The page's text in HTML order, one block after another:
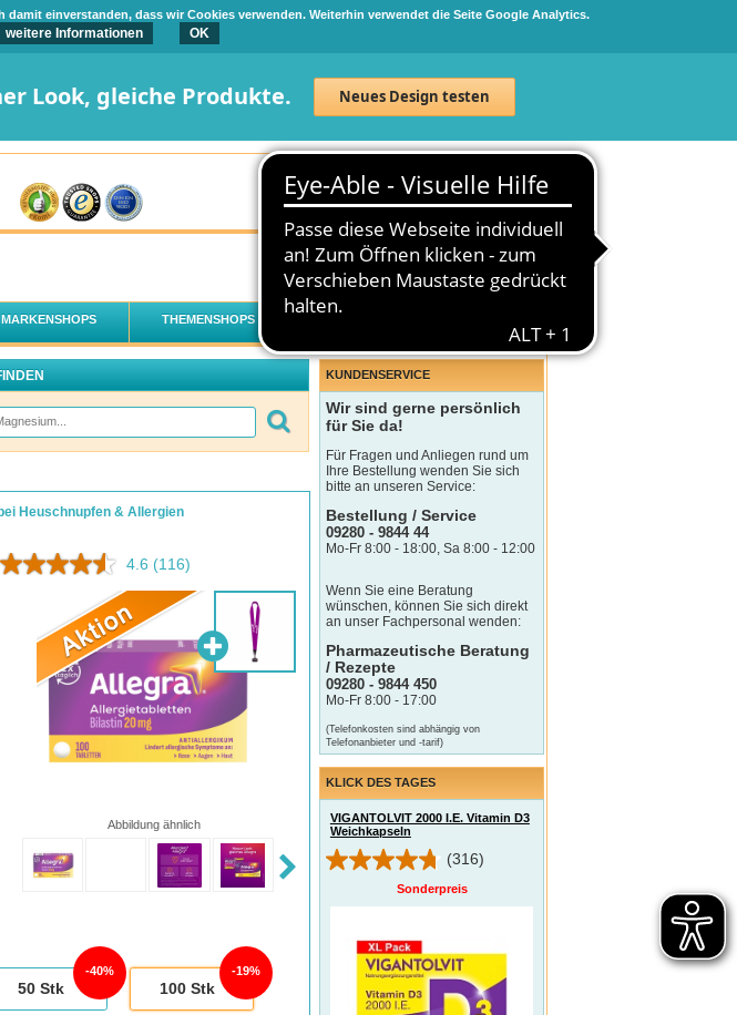
einverstanden, dass wir Cookies verwenden. Weiterhin verwendet die Seite Google Analytics.
weitere Informationen OK
Look, gleiche Produkte. Neues Design testen
Neuanmeldung Anmelden
0 Artikel 0,00 €
MARKENSHOPS THEMENSHOPS
Heuschnupfen & Allergien
4.6 (116)
Abbildung ähnlich
50Stk
40%
100Stk
19%
KUNDENSERVICE
Wir sind gerne persönlich
für Sie da!
Für Fragen und Anliegen rund um
Ihre Bestellung wenden Sie sich
bitte an unseren Service:
Bestellung / Service
09280 - 9844 44
Mo-Fr 8:00 - 18:00, Sa 8:00 - 12:00
Wenn Sie eine Beratung
wünschen, können Sie sich direkt
an unser Fachpersonal wenden:
Pharmazeutische Beratung
/ Rezepte
09280 - 9844 450
Mo-Fr 8:00 - 17:00
(Telefonkosten sind abhängig von
Telefonanbieter und -tarif)
KLICK DES TAGES
VIGANTOLVIT 2000 I.E. Vitamin D3
Weichkapseln
(316)
Sonderpreis